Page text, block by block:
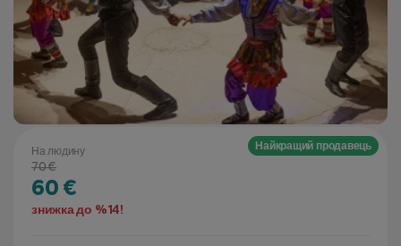
На людину
70 €
60 €
знижка до %14!
Найкращий продавець